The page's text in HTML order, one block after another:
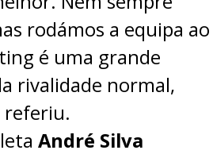
rodámos a equipa ao
é uma grande
rivalidade normal,
referiu.
André Silva